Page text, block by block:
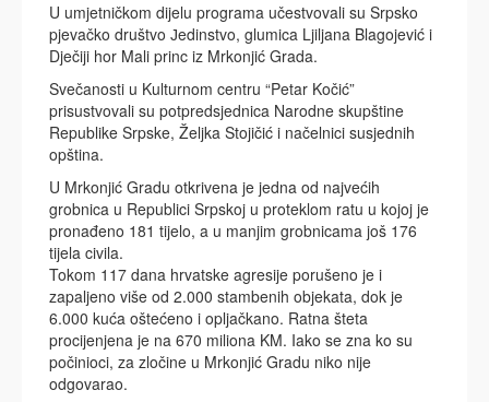
U umjetničkom dijelu programa učestvovali su Srpsko
pjevačko društvo Јedinstvo, glumica Ljiljana Blagojević i
Dječiji hor Mali princ iz Mrkonjić Grada.
Svečanosti u Kulturnom centru “Petar Kočić”
prisustvovali su potpredsjednica Narodne skupštine
Republike Srpske, Željka Stojičić i načelnici susjednih
opština.
U Mrkonjić Gradu otkrivena je jedna od najvećih
grobnica u Republici Srpskoj u proteklom ratu u kojoj je
pronađeno 181 tijelo, a u manjim grobnicama još 176
tijela civila.
Tokom 117 dana hrvatske agresije porušeno je i
zapaljeno više od 2.000 stambenih objekata, dok je
6.000 kuća oštećeno i opljačkano. Ratna šteta
procijenjena je na 670 miliona KM. Iako se zna ko su
počinioci, za zločine u Mrkonjić Gradu niko nije
odgovarao.